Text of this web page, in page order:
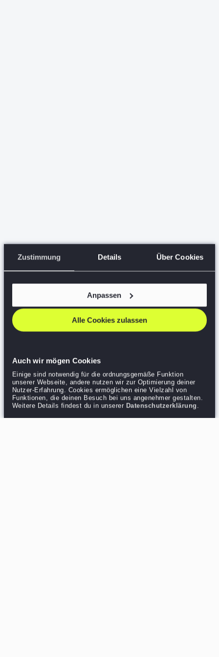
Zustimmung Details Über Cookies
Auch wir mögen Cookies
Einige sind notwendig für die ordnungsgemäße Funktion
unserer Webseite, andere nutzen wir zur Optimierung deiner
Nutzer-Erfahrung. Cookies ermöglichen eine Vielzahl von
Funktionen, die deinen Besuch bei uns angenehmer gestalten.
Weitere Details findest du in unserer Datenschutzerklärung .
Alle Cookies zulassen
Anpassen